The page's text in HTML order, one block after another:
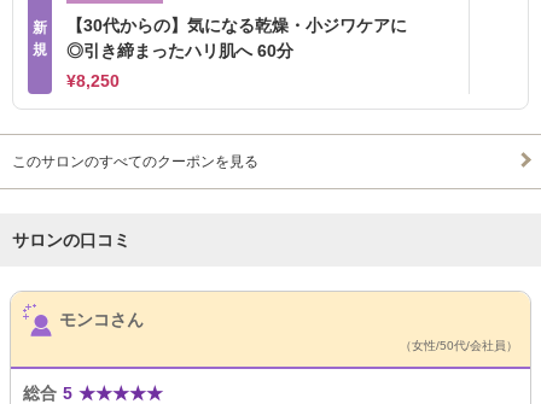
新
規
【30代からの】気になる乾燥・小ジワケアに
◎引き締まったハリ肌へ 60分
¥8,250
このサロンのすべてのクーポンを見る
サロンの口コミ
サロンPick Up
モンコさん
（女性/50代/会社員）
総合 5 ★★★★★